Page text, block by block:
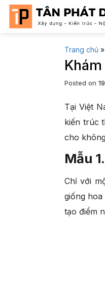
Skip
Trang chủ »
Posted on
Tại Việt
kiến trúc
cho
Mẫu
Chỉ với
giống
tạo điểm